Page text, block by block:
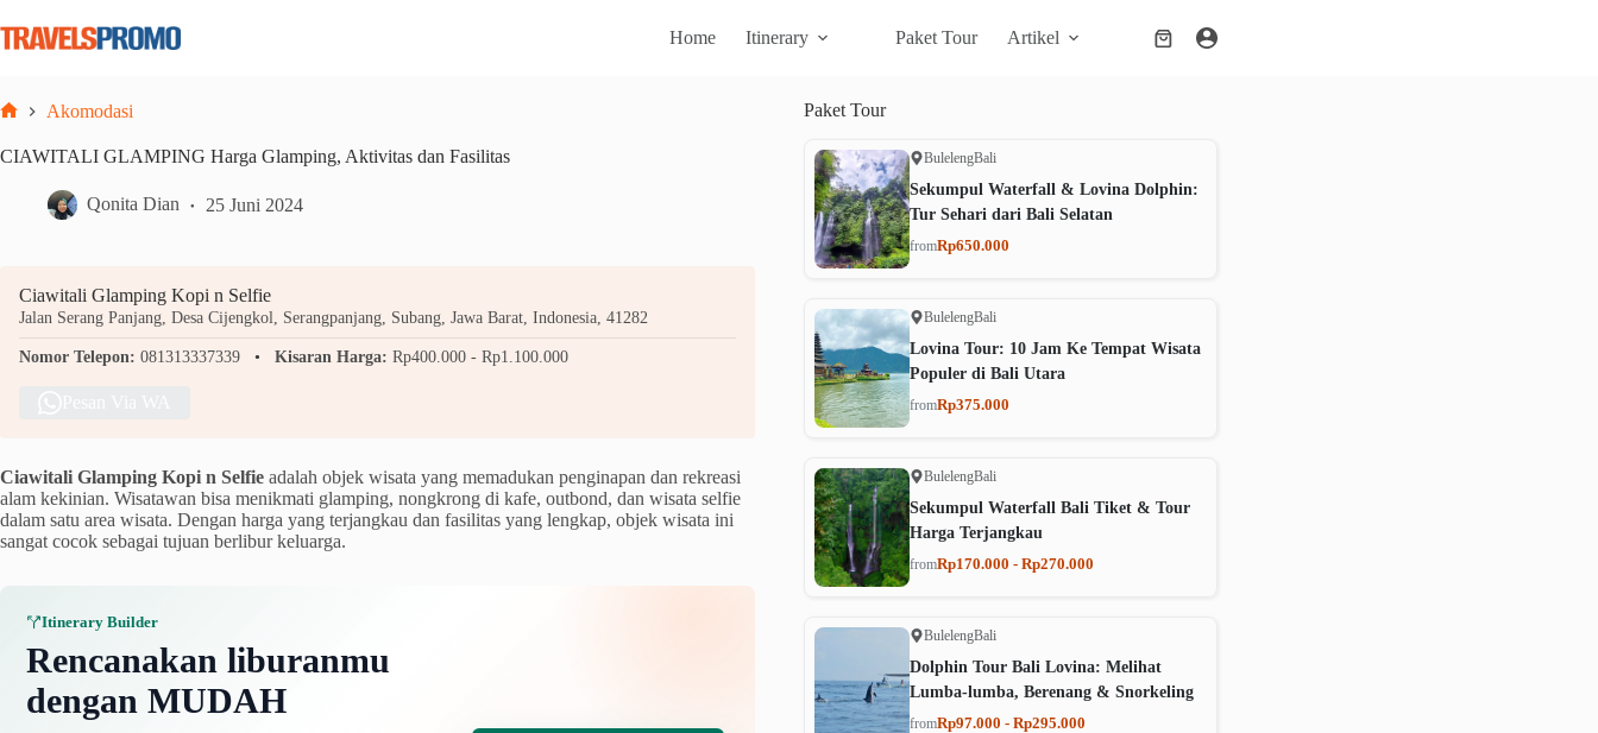
to
content
Home Itinerary Paket Tour Artikel
Shopping
Akomodasi
CIAWITALI GLAMPING Harga Glamping, Aktivitas dan Fasilitas
Qonita Dian 25 Juni 2024
Ciawitali Glamping Kopi n Selfie
Jalan Serang Panjang, Desa Cijengkol, Serangpanjang, Subang, Jawa Barat, Indonesia, 41282
Nomor Telepon: 081313337339 Kisaran Harga: Rp400.000 - Rp1.100.000
Ciawitali Glamping Kopi n Selfie adalah objek wisata yang memadukan penginapan dan rekreasi
alam kekinian. Wisatawan bisa menikmati glamping, nongkrong di kafe, outbond, dan wisata selfie
dalam satu area wisata. Dengan harga yang terjangkau dan fasilitas yang lengkap, objek wisata ini
sangat cocok sebagai tujuan berlibur keluarga.
Itinerary Builder
Rencanakan liburanmu
dengan MUDAH
Paket Tour
BulelengBali
Sekumpul Waterfall & Lovina Dolphin:
Tur Sehari dari Bali Selatan
fromRp650.000
BulelengBali
Lovina Tour: 10 Jam Ke Tempat Wisata
Populer di Bali Utara
fromRp375.000
BulelengBali
Sekumpul Waterfall Bali Tiket & Tour
Harga Terjangkau
fromRp170.000 - Rp270.000
BulelengBali
Dolphin Tour Bali Lovina: Melihat
Lumba-lumba, Berenang & Snorkeling
fromRp97.000 - Rp295.000